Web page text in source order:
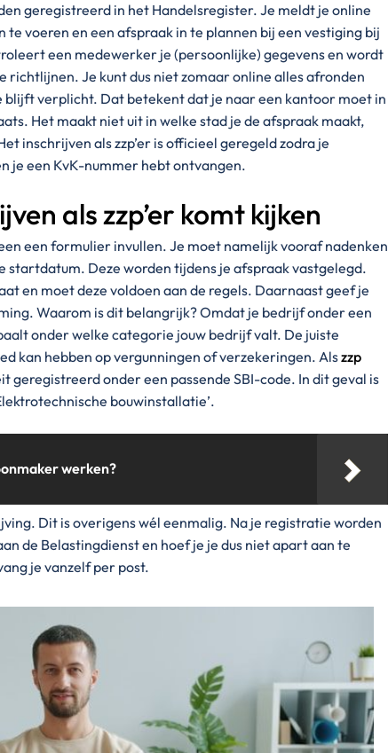
geregistreerd in het Handelsregister. Je meldt je online
te voeren en een afspraak in te plannen bij een vestiging bij
een medewerker je (persoonlijke) gegevens en wordt
richtlijnen. Je kunt dus niet zomaar online alles afronden
verplicht. Dat betekent dat je naar een kantoor moet in
Het maakt niet uit in welke stad je de afspraak maakt,
inschrijven als zzp’er is officieel geregeld zodra je
je een KvK-nummer hebt ontvangen.
als zzp’er komt kijken
een formulier invullen. Je moet namelijk vooraf nadenken
Deze worden tijdens je afspraak vastgelegd.
en moet deze voldoen aan de regels. Daarnaast geef je
Waarom is dit belangrijk? Omdat je bedrijf onder een
onder welke categorie jouw bedrijf valt. De juiste
kan hebben op vergunningen of verzekeringen. Alszzp
onder een passende SBI-code. In dit geval is
bouwinstallatie’.
werken?
Dit is overigens wél eenmalig. Na je registratie worden
de Belastingdienst en hoef je je dus niet apart aan te
je vanzelf per post.